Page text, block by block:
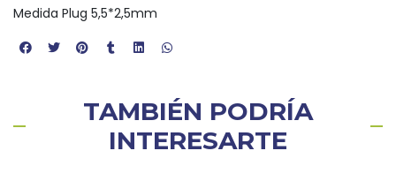
Medida Plug 5,5*2,5mm
TAMBIÉN PODRÍA
INTERESARTE